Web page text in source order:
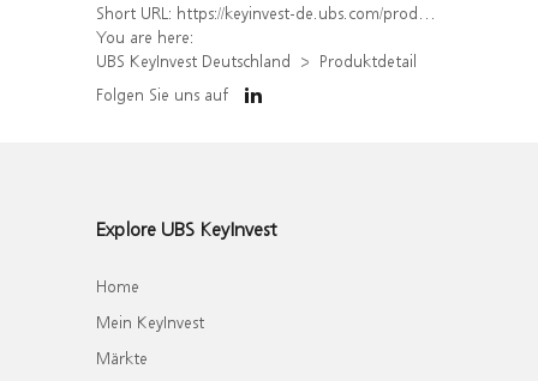
Short URL: https://keyinvest-de.ubs.com/produkt/detail/index/isin/DE000WA3ZKU9
You are here:
UBS KeyInvest Deutschland
Produktdetail
Folgen Sie uns auf
Explore UBS KeyInvest
Home
Mein KeyInvest
Märkte